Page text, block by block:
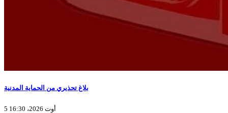
بلاغ تحذيري من الحماية المدنية
5 أوت 2026، 16:30